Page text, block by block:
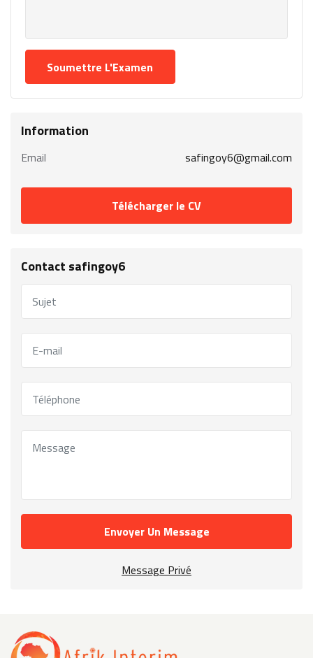
Information
Email safingoy6@gmail.com
Télécharger le CV
Contact safingoy6
Envoyer Un Message
Message Privé